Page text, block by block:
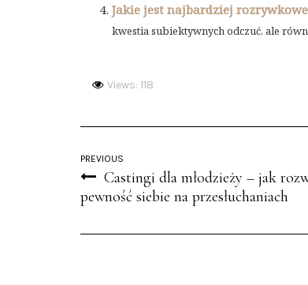
Jakie jest najbardziej
kwestia subiektywnych odczuć, ale
Views: 118
PREVIOUS
Castingi dla młodzieży – jak
pewność siebie na przesłuchaniach